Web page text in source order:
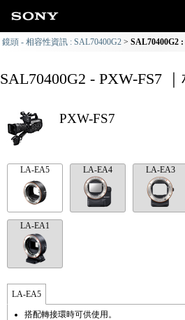
鏡頭 - 相容性資訊 : SAL70400G2 SAL70400G2
SAL70400G2 - PXW-FS7
PXW-FS7
LA-EA5 LA-EA4 LA-EA3
LA-EA1
LA-EA5
搭配轉接環時可供使用。